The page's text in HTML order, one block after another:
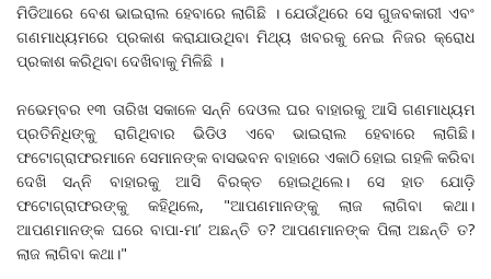
ମିଡିଆରେ ବେଶ ଭାଇରାଲ ହେବାରେ ଲାଗିଛି । ଯେଉଁଥିରେ ସେ ଗୁଜବକାରୀ ଏବଂ
ଗଣମାଧ୍ୟମରେ ପ୍ରକାଶ କରାଯାଉଥିବା ମିଥ୍ୟ ଖବରକୁ ନେଇ ନିଜର କ୍ରୋଧ
ପ୍ରକାଶ କରିଥିବା ଦେଖିବାକୁ ମିଳିଛି ।
ନଭେମ୍ବର ୧୩ ତାରିଖ ସକାଳେ ସନ୍ନି ଦେଓଲ ଘର ବାହାରକୁ ଆସି ଗଣମାଧ୍ୟମ
ପ୍ରତିନିଧିଙ୍କୁ ରାଗିଥିବାର ଭିଡିଓ ଏବେ ଭାଇରାଲ ହେବାରେ ଲାଗିଛି।
ଫଟୋଗ୍ରାଫରମାନେ ସେମାନଙ୍କ ବାସଭବନ ବାହାରେ ଏକାଠି ହୋଇ ଗହଳି କରିବା
ଦେଖି ସନ୍ନି ବାହାରକୁ ଆସି ବିରକ୍ତ ହୋଇଥିଲେ। ସେ ହାତ ଯୋଡ଼ି
ଫଟୋଗ୍ରାଫରଙ୍କୁ କହିଥିଲେ, "ଆପଣମାନଙ୍କୁ ଲାଜ ଲାଗିବା କଥା।
ଆପଣମାନଙ୍କ ଘରେ ବାପା-ମା’ ଅଛନ୍ତି ତ? ଆପଣମାନଙ୍କ ପିଲା ଅଛନ୍ତି ତ?
ଲାଜ ଲାଗିବା କଥା।"